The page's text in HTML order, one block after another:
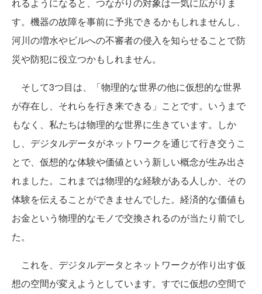
れるようになると、つながりの対象は一気に広がりま
す。機器の故障を事前に予兆できるかもしれませんし、
河川の増水やビルへの不審者の侵入を知らせることで防
災や防犯に役立つかもしれません。
そして3つ目は、「物理的な世界の他に仮想的な世界
が存在し、それらを行き来できる」ことです。いうまで
もなく、私たちは物理的な世界に生きています。しか
し、デジタルデータがネットワークを通じて行き交うこ
とで、仮想的な体験や価値という新しい概念が生み出さ
れました。これまでは物理的な経験がある人しか、その
体験を伝えることができませんでした。経済的な価値も
お金という物理的なモノで交換されるのが当たり前でし
た。
これを、デジタルデータとネットワークが作り出す仮
想の空間が変えようとしています。すでに仮想の空間で